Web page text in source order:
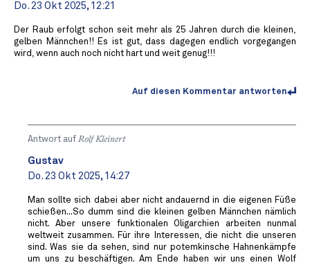
Do. 23 Okt 2025, 12:21
Der Raub erfolgt schon seit mehr als 25 Jahren durch die kleinen,
gelben Männchen!! Es ist gut, dass dagegen endlich vorgegangen
wird, wenn auch noch nicht hart und weit genug!!!
Auf diesen Kommentar antworten
Antwort auf Rolf Kleinert
Gustav
Do. 23 Okt 2025, 14:27
Man sollte sich dabei aber nicht andauernd in die eigenen Füße
schießen...So dumm sind die kleinen gelben Männchen nämlich
nicht. Aber unsere funktionalen Oligarchien arbeiten nunmal
weltweit zusammen. Für ihre Interessen, die nicht die unseren
sind. Was sie da sehen, sind nur potemkinsche Hahnenkämpfe
um uns zu beschäftigen. Am Ende haben wir uns einen Wolf